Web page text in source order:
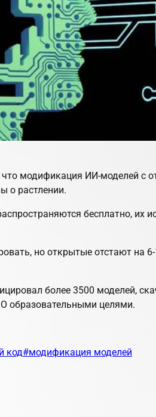
что модификация ИИ-моделей
о растлении.
бесплатно,
но открытые отстают на
более 3500 моделей,
образовательными целями.
код#модификация моделей